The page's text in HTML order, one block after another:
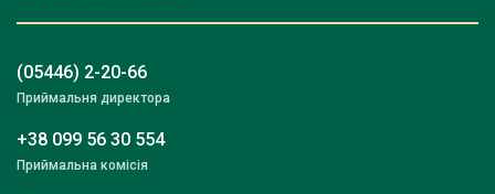
(05446) 2-20-66
Приймальня директора
+38 099 56 30 554
Приймальна комісія